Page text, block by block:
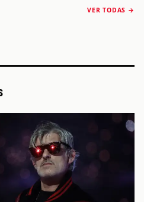
VER TODAS →
anuncia “Reality